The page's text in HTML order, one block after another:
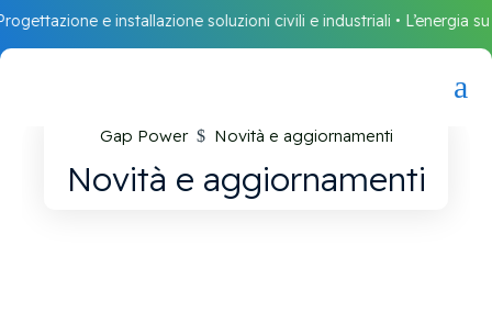
e installazione soluzioni civili e industriali • L’energia
a
Gap Power $ Novità e aggiornamenti
Novità e aggiornamenti